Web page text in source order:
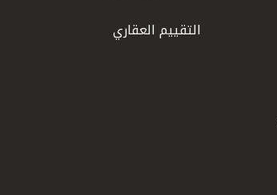
التقييم العقاري